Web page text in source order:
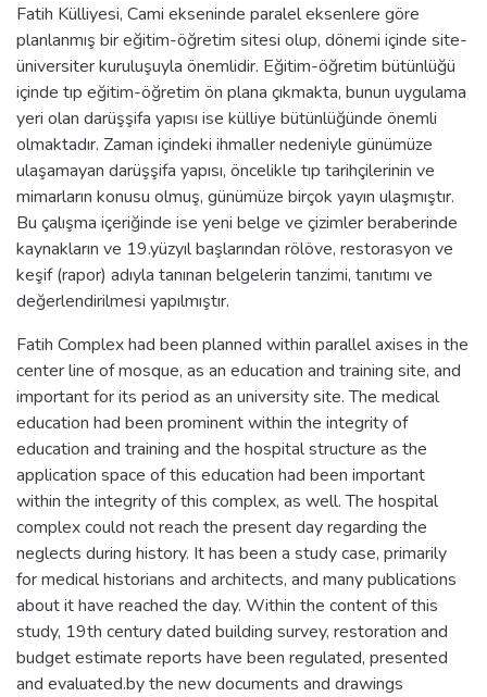
Fatih Külliyesi, Cami ekseninde paralel eksenlere göre
planlanmış bir eğitim-öğretim sitesi olup, dönemi içinde site-
üniversiter kuruluşuyla önemlidir. Eğitim-öğretim bütünlüğü
içinde tıp eğitim-öğretim ön plana çıkmakta, bunun uygulama
yeri olan darüşşifa yapısı ise külliye bütünlüğünde önemli
olmaktadır. Zaman içindeki ihmaller nedeniyle günümüze
ulaşamayan darüşşifa yapısı, öncelikle tıp tarihçilerinin ve
mimarların konusu olmuş, günümüze birçok yayın ulaşmıştır.
Bu çalışma içeriğinde ise yeni belge ve çizimler beraberinde
kaynakların ve 19.yüzyıl başlarından rölöve, restorasyon ve
keşif (rapor) adıyla tanınan belgelerin tanzimi, tanıtımı ve
değerlendirilmesi yapılmıştır.
Fatih Complex had been planned within parallel axises in the
center line of mosque, as an education and training site, and
important for its period as an university site. The medical
education had been prominent within the integrity of
education and training and the hospital structure as the
application space of this education had been important
within the integrity of this complex, as well. The hospital
complex could not reach the present day regarding the
neglects during history. It has been a study case, primarily
for medical historians and architects, and many publications
about it have reached the day. Within the content of this
study, 19th century dated building survey, restoration and
budget estimate reports have been regulated, presented
and evaluated.by the new documents and drawings